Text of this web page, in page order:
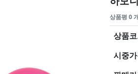
상품평 0
상품
시중